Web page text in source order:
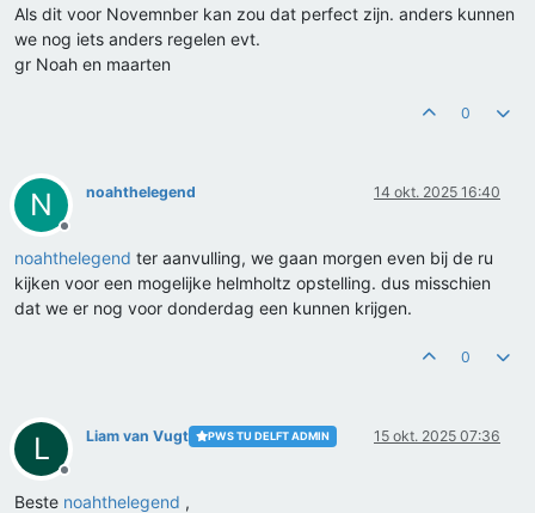
Als dit voor Novemnber kan zou dat perfect zijn. anders kunnen
we nog iets anders regelen evt.
gr Noah en maarten
0
N
Offline
noahthelegend 14 okt. 2025 16:40
noahthelegend ter aanvulling, we gaan morgen even bij de ru
kijken voor een mogelijke helmholtz opstelling. dus misschien
dat we er nog voor donderdag een kunnen krijgen.
0
L
Offline
Liam van Vugt PWS TU DELFT ADMIN 15 okt. 2025 07:36
Beste noahthelegend ,